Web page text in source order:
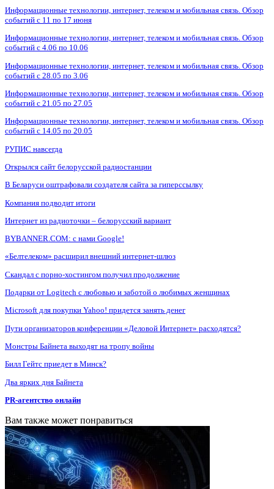
Информационные технологии, интернет, телеком и мобильная связь. Обзор
событий с 11 по 17 июня
Информационные технологии, интернет, телеком и мобильная связь. Обзор
событий с 4.06 по 10.06
Информационные технологии, интернет, телеком и мобильная связь. Обзор
событий с 28.05 по 3.06
Информационные технологии, интернет, телеком и мобильная связь. Обзор
событий с 21.05 по 27.05
Информационные технологии, интернет, телеком и мобильная связь. Обзор
событий с 14.05 по 20.05
РУПИС навсегда
Открылся сайт белорусской радиостанции
В Беларуси оштрафовали создателя сайта за гиперссылку
Компания подводит итоги
Интернет из радиоточки – белорусский вариант
BYBANNER.COM: c нами Google!
«Белтелеком» расширил внешний интернет-шлюз
Скандал с порно-хостингом получил продолжение
Подарки от Logitech с любовью и заботой о любимых женщинах
Microsoft для покупки Yahoo! придется занять денег
Пути организаторов конференции «Деловой Интернет» расходятся?
Монстры Байнета выходят на тропу войны
Билл Гейтс приедет в Минск?
Два ярких дня Байнета
PR-агентство онлайн
Вам также может понравиться